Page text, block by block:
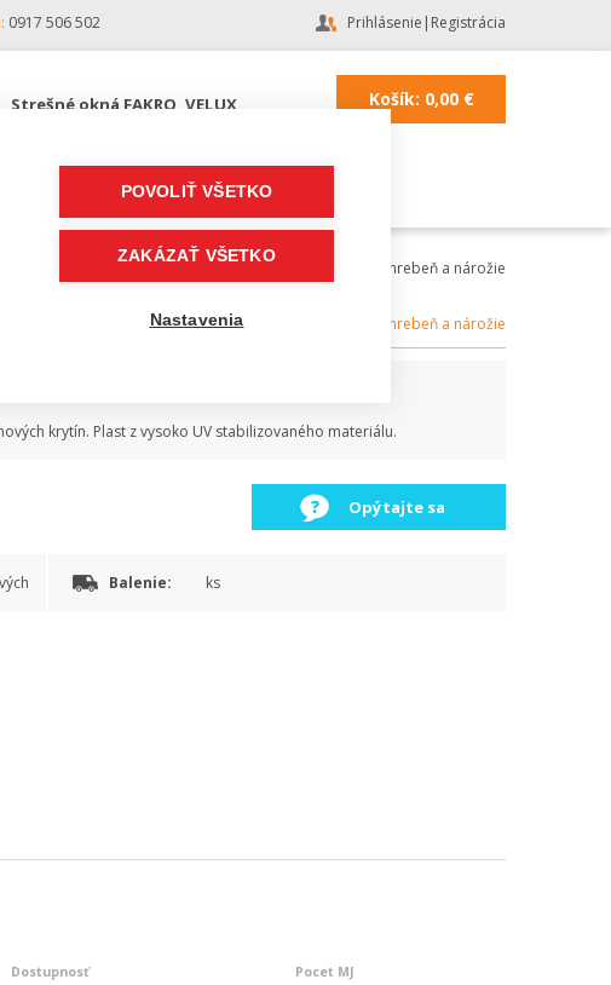
0917 506 502 Prihlásenie | Registrácia
Košík: 0,00€
Strešné okná FAKRO, VELUX
Lacná strecha| Strešné doplnky a fólie doplnky na hrebeň a nárožie
Kategória: doplnky na hrebeň a nárožie
krytín. Plast z vysoko UV stabilizovaného materiálu.
Opýtajte sa
Balenie: ks
Dostupnosť Pocet MJ
POVOLIŤ VŠETKO
ZAKÁZAŤ VŠETKO
Nastavenia